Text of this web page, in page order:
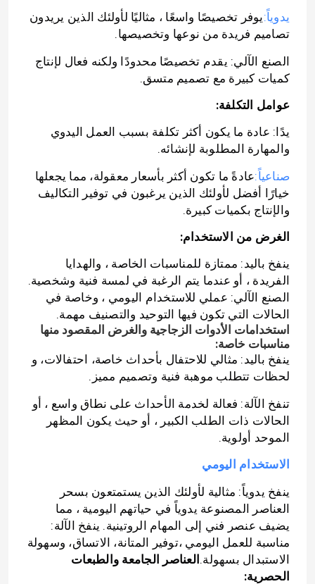
يدوياً:يوفر تخصيصًا واسعًا ، مثاليًا لأولئك الذين يريدون
تصاميم فريدة من نوعها وتخصيصها.
الصنع الآلي: يقدم تخصيصًا محدودًا ولكنه فعال لإنتاج
كميات كبيرة مع تصميم متسق.
عوامل التكلفة:
يدًا: عادة ما يكون أكثر تكلفة بسبب العمل اليدوي
والمهارة المطلوبة لإنشائه.
صناعياً:عادةً ما تكون أكثر بأسعار معقولة، مما يجعلها
خيارًا أفضل لأولئك الذين يرغبون في توفير التكاليف
والإنتاج بكميات كبيرة.
الغرض من الاستخدام:
ينفخ باليد: ممتازة للمناسبات الخاصة ، والهدايا
الفريدة ، أو عندما يتم الرغبة في لمسة فنية وشخصية.
الصنع الآلي: عملي للاستخدام اليومي ، وخاصة في
الحالات التي تكون فيها التوحيد والتصنيف مهمة.
استخدامات الأدوات الزجاجية والغرض المقصود منها
مناسبات خاصة:
ينفخ باليد: مثالي للاحتفال بأحداث خاصة، احتفالات، و
لحظات تتطلب موهبة فنية وتصميم مميز.
تنفخ الآلة: فعالة لخدمة الأحداث على نطاق واسع ، أو
الحالات ذات الطلب الكبير ، أو حيث يكون المظهر
الموحد أولوية.
الاستخدام اليومي
ينفخ يدوياً: مثالية لأولئك الذين يستمتعون بسحر
العناصر المصنوعة يدوياً في حياتهم اليومية ، مما
يضيف عنصر فني إلى المهام الروتينية. ينفخ الآلة:
مناسبة للعمل اليومي ،توفير المتانة، الاتساق، وسهولة
الاستبدال بسهولة.العناصر الجامعة والطبعات
الحصرية: